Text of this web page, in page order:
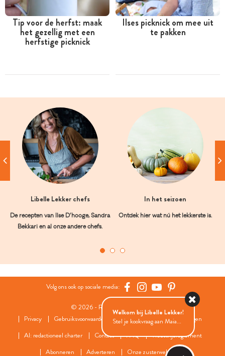
Tip voor de herfst: maak
het gezellig met een
herfstige picknick
Ilses picknick om mee uit
te pakken
Libelle Lekker chefs
De recepten van Ilse D’hooge, Sandra
Bekkari en al onze andere chefs.
In het seizoen
Ontdek hier wat nú het lekkerste is.
Volg ons ook op sociale media:
© 2026 - Roularta Media Group
Privacy
Gebruiksvoorwaarden Cookies
Cookies instellingen
AI: redactioneel charter
Contact FAQ
Wedstrijdreglement
Abonneren
Adverteren Onze zusterwebsites
Welkom bij Libelle Lekker!
Stel je kookvraag aan Maia...